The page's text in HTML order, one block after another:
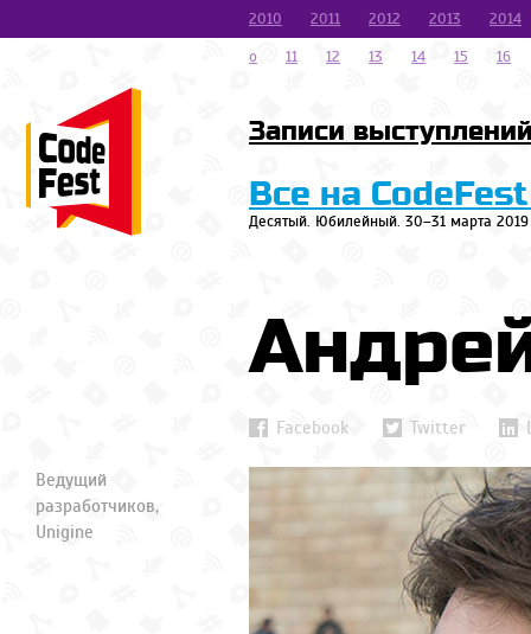
2010 2011 2012 2013
2014
o
11 12 13 14 15 16
Записи
Все на
Десятый. Юбилейный. 30–31 марта 2019
Facebook Twitter
Ведущий
разработчиков,
Unigine